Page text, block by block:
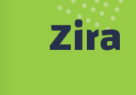
Zira